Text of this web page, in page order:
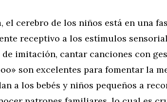
el cerebro de los niños está en una
receptivo a los estímulos
imitación, cantar canciones con
son excelentes para fomentar la
a los bebés y niños pequeños a